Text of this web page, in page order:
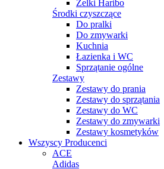
Żelki Haribo
Środki czyszczące
Do pralki
Do zmywarki
Kuchnia
Łazienka i WC
Sprzątanie ogólne
Zestawy
Zestawy do prania
Zestawy do sprzątania
Zestawy do WC
Zestawy do zmywarki
Zestawy kosmetyków
Wszyscy Producenci
ACE
Adidas